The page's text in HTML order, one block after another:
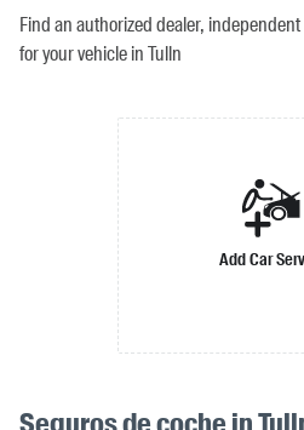
Find an authorized dealer,
for your vehicle in Tulln
Add Car